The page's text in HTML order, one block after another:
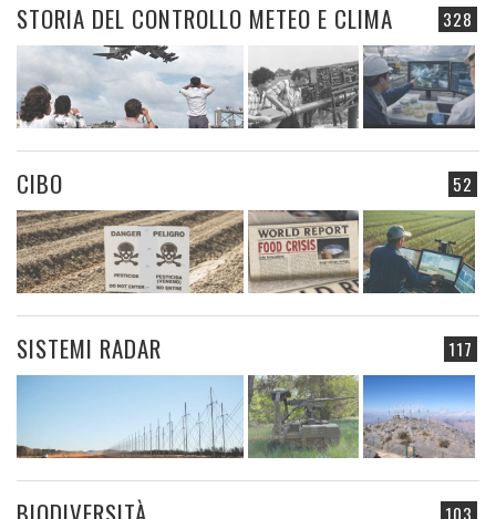
328
STORIA DEL CONTROLLO METEO E CLIMA
52
CIBO
117
SISTEMI RADAR
103